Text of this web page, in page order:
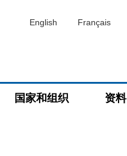
English Français
国家和组织 资料